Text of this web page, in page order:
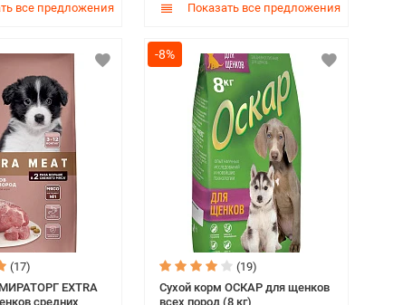
все предложения Показать все предложения
(17)
EXTRA
средних
-8%
(19)
Сухой корм ОСКАР для щенков
всех пород (8 кг)